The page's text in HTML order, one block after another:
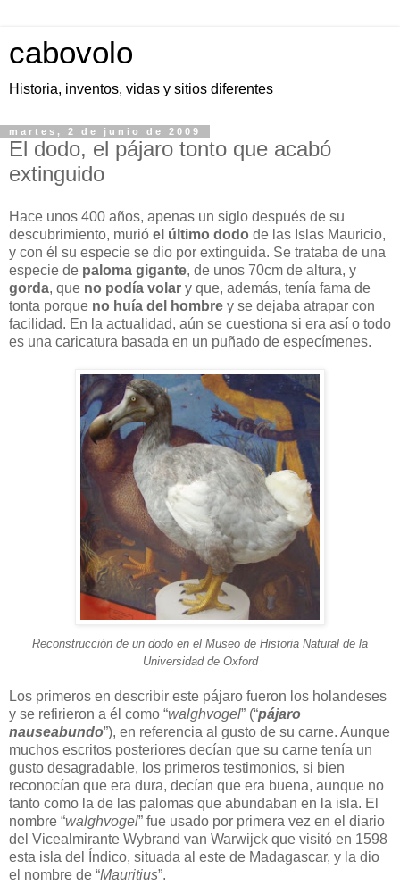
cabovolo
Historia, inventos, vidas y sitios diferentes
martes, 2 de junio de 2009
El dodo, el pájaro tonto que acabó
extinguido
Hace unos 400 años, apenas un siglo después de su
descubrimiento, murió el último dodo de las Islas Mauricio,
y con él su especie se dio por extinguida. Se trataba de una
especie de paloma gigante, de unos 70cm de altura, y
gorda, que no podía volar y que, además, tenía fama de
tonta porque no huía del hombre y se dejaba atrapar con
facilidad. En la actualidad, aún se cuestiona si era así o todo
es una caricatura basada en un puñado de especímenes.
Reconstrucción de un dodo en el Museo de Historia Natural de la
Universidad de Oxford
Los primeros en describir este pájaro fueron los holandeses
y se refirieron a él como “walghvogel” (“pájaro
nauseabundo”), en referencia al gusto de su carne. Aunque
muchos escritos posteriores decían que su carne tenía un
gusto desagradable, los primeros testimonios, si bien
reconocían que era dura, decían que era buena, aunque no
tanto como la de las palomas que abundaban en la isla. El
nombre “walghvogel” fue usado por primera vez en el diario
del Vicealmirante Wybrand van Warwijck que visitó en 1598
esta isla del Índico, situada al este de Madagascar, y la dio
el nombre de “Mauritius”.